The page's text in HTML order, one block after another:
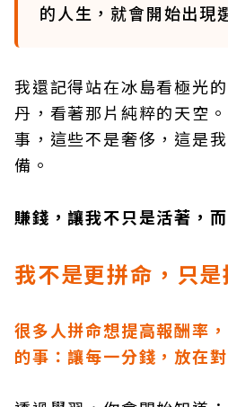
的人生，就會開始出現
我還記得站在冰島看極光
丹，看著那片純粹的天空
事，這些不是奢侈，這是
備。
賺錢，讓我不只是活著，
我不是更拼命，只
很多人拼命想提高報酬率
的事：讓每一分錢，放在